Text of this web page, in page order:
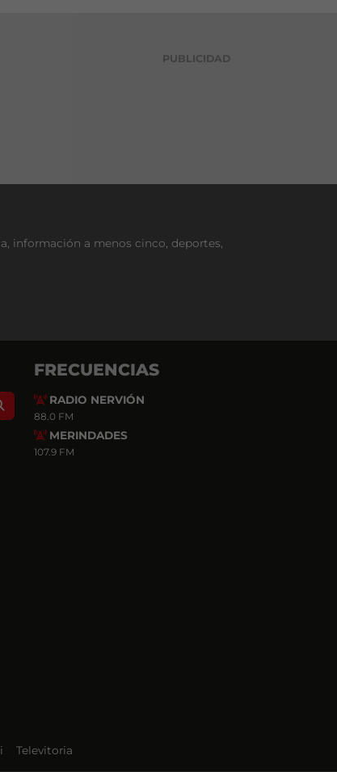
PUBLICIDAD
información a menos cinco, deportes,
Search
FRECUENCIAS
RADIO NERVIÓN
88.0 FM
MERINDADES
107.9 FM
Televitoria